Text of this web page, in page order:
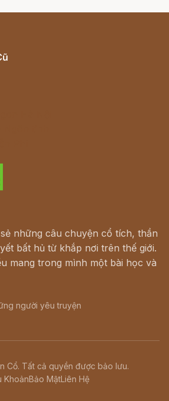
những câu chuyện cổ tích, thần
bất hủ từ khắp nơi trên thế giới.
mang trong mình một bài học và
người yêu truyện
Cổ. Tất cả quyền được bảo lưu.
KhoảnBảo MậtLiên Hệ